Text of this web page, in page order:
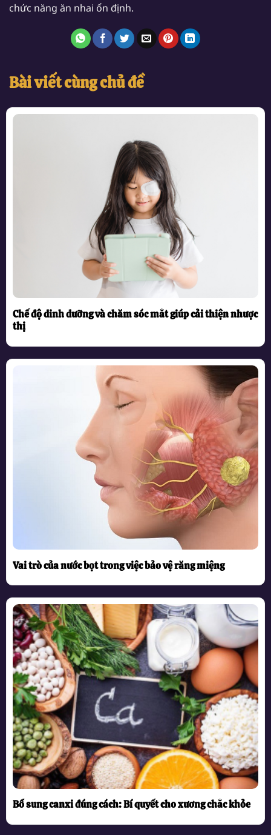
chức năng ăn nhai ổn định.
Bài viết cùng chủ đề
Chế độ dinh dưỡng và chăm sóc mắt giúp cải thiện nhược
thị
Vai trò của nước bọt trong việc bảo vệ răng miệng
Bổ sung canxi đúng cách: Bí quyết cho xương chắc khỏe